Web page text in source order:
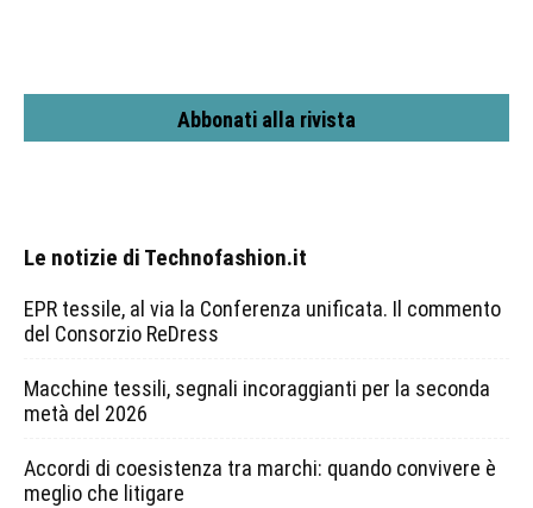
Abbonati alla rivista
Le notizie di Technofashion.it
EPR tessile, al via la Conferenza unificata. Il commento
del Consorzio ReDress
Macchine tessili, segnali incoraggianti per la seconda
metà del 2026
Accordi di coesistenza tra marchi: quando convivere è
meglio che litigare